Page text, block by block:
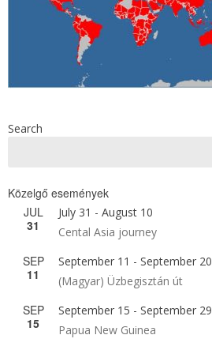
Search
Közelgő események
JUL
31
July 31 - August 10
Cental Asia journey
SEP
11
September 11 - September 20
(Magyar) Üzbegisztán út
SEP
15
September 15 - September 29
Papua New Guinea